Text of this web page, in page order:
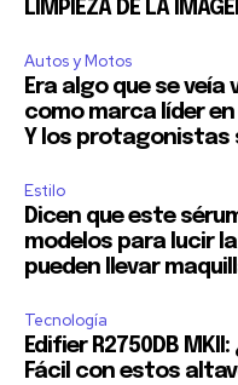
LIMPIEZA DE LA
Autos y Motos
Era algo que se veía
como marca líder
Y los protagonistas
Estilo
Dicen que este
modelos para lucir
pueden llevar
Tecnología
Edifier R2750DB
Fácil con estos